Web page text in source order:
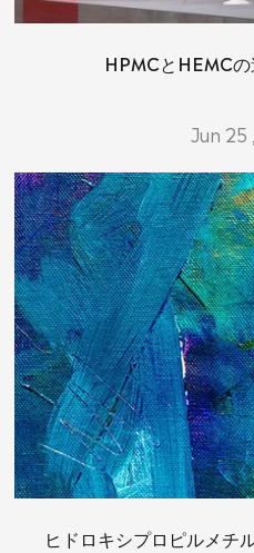
HPMCとHEMC
Jun 25
ヒドロキシプロピルメチ